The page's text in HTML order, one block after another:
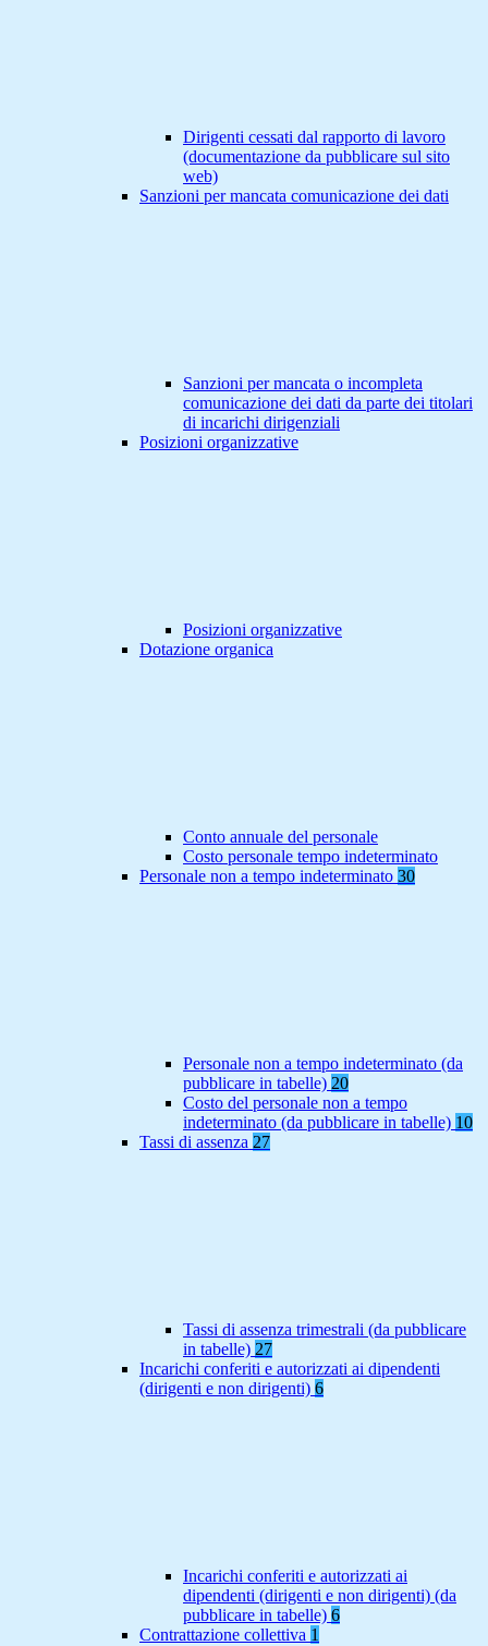
Dirigenti cessati dal rapporto di lavoro
(documentazione da pubblicare sul sito
web)
Sanzioni per mancata comunicazione dei dati
Sanzioni per mancata o incompleta
comunicazione dei dati da parte dei titolari
di incarichi dirigenziali
Posizioni organizzative
Posizioni organizzative
Dotazione organica
Conto annuale del personale
Costo personale tempo indeterminato
Personale non a tempo indeterminato 30
Personale non a tempo indeterminato (da
pubblicare in tabelle) 20
Costo del personale non a tempo
indeterminato (da pubblicare in tabelle) 10
Tassi di assenza 27
Tassi di assenza trimestrali (da pubblicare
in tabelle) 27
Incarichi conferiti e autorizzati ai dipendenti
(dirigenti e non dirigenti) 6
Incarichi conferiti e autorizzati ai
dipendenti (dirigenti e non dirigenti) (da
pubblicare in tabelle) 6
Contrattazione collettiva 1